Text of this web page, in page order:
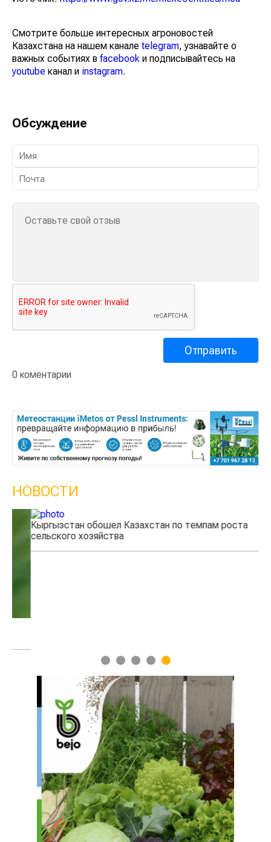
Смотрите больше интересных агроновостей
Казахстана на нашем канале telegram, узнавайте о
важных событиях в facebook и подписывайтесь на
youtube канал и instagram.
Обсуждение
0 коментарии
НОВОСТИ
Кыргызстан обошел Казахстан по темпам роста
сельского хозяйства
1 2 3 4 5